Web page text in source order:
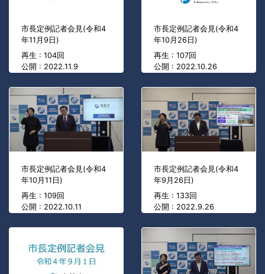
市長定例記者会見(令和4
年11月9日)
再生 : 104回
公開 : 2022.11.9
市長定例記者会見(令和4
年10月26日)
再生 : 107回
公開 : 2022.10.26
市長定例記者会見(令和4
年10月11日)
再生 : 109回
公開 : 2022.10.11
市長定例記者会見(令和4
年9月26日)
再生 : 133回
公開 : 2022.9.26